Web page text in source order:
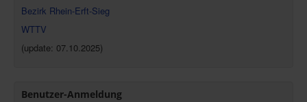
Bezirk Rhein-Erft-Sieg
WTTV
(update: 07.10.2025)
Benutzer-Anmeldung